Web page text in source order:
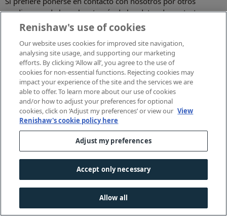
medios, puede hacerlo a través de los datos de contacto que
figuran a continuación o a través de los datos de contacto de
Dirección postal: Renishaw plc, New Mills, Wotton-under-
Edge, Gloucestershire, GL12 8JR (Reino Unido)
Teléfono: +44 (0)1453 524 524
Los clientes del Reino Unido o la Unión Europea, pueden usar
la siguiente información para ponerse en contacto con
nuestro Responsable de Protección de Datos:
dataprotection@renishaw.com
Responsable de Protección de Datos de Renishaw,
XpertDPO Ltd, 20 Harcourt Street, Dublín, D02 H364,
Representante para la UE
Renishaw's use of cookies
Our website uses cookies for improved site navigation,
analysing site usage, and supporting our marketing
efforts. By clicking ‘Allow all’, you agree to the use of
cookies for non-essential functions. Rejecting cookies may
impact your experience of the site and the services we are
able to offer. To learn more about our use of cookies
and/or how to adjust your preferences for optional
cookies, click on ‘Adjust my preferences’ or view our View
Renishaw's cookie policy here
Adjust my preferences
Accept only necessary
Allow all